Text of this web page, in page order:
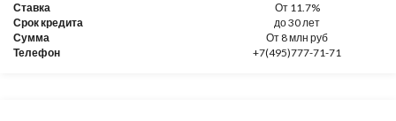
Ставка
От 11.7%
Срок кредита
до 30 лет
Сумма
От 8 млн руб
Телефон
+7(495)777-71-71